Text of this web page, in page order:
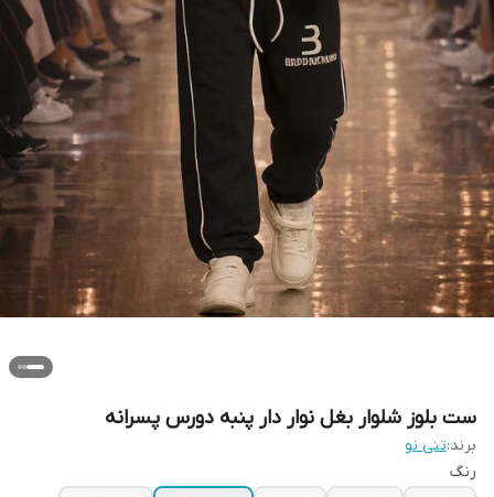
ست بلوز شلوار بغل نوار دار پنبه دورس پسرانه
برند:تنی نو
رنگ